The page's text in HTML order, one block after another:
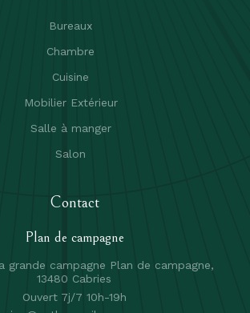
Bureaux
Chambre
Cuisine
Mobilier Extérieur
Salle à manger
Salon
Contact
Plan de campagne
grande campagne Plan de campagne,
13480 Cabries
Ouvert 7j/7 10h-19h